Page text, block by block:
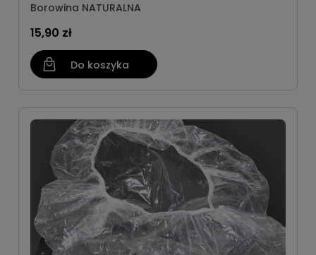
Borowina NATURALNA
15,90 zł
Do koszyka